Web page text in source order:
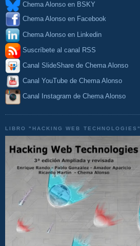
Chema Alonso en BSKY
Chema Alonso en Facebook
Chema Alonso en Linkedin
Suscríbete al canal RSS
Canal SlideShare de Chema Alonso
Canal YouTube de Chema Alonso
Canal Instagram de Chema Alonso
LIBRO "HACKING WEB TECHNOLOGIES"